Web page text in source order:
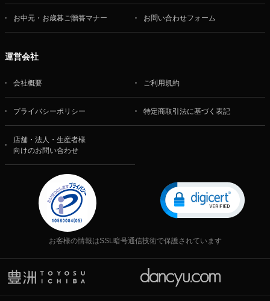
お中元・お歳暮ご贈答マナー お問い合わせフォーム
運営会社
会社概要 ご利用規約
プライバシーポリシー 特定商取引法に基づく表記
店舗・法人・生産者様
向けのお問い合わせ
お客様の情報はSSL暗号通信技術で保護されています